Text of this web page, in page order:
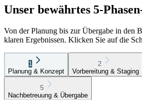
Unser bewährtes 5-
Von der Planung bis zur Übergabe in den
klaren Ergebnissen. Klicken Sie auf die
1
Planung & Konzept
2
Vorbereitung & Staging
5
Nachbetreuung & Übergabe